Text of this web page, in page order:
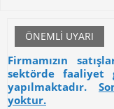
ÖNEMLI UYARI
Firmamızın
sektörde faaliyet
yapılmaktadır.
yoktur.